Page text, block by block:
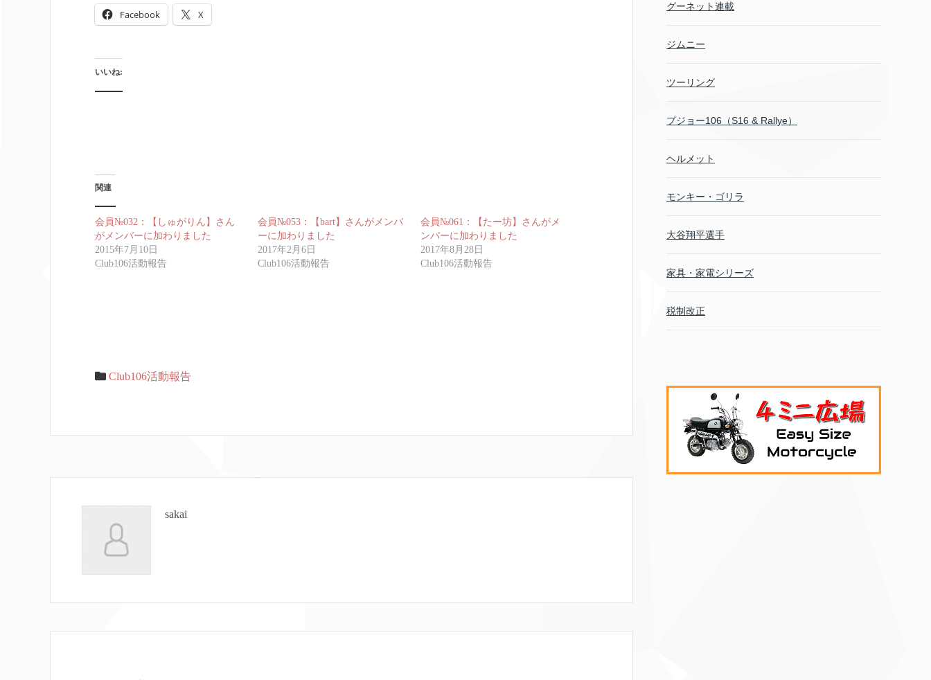
Facebook X
いいね:
関連
会員№032：【しゅがりん】さん
がメンバーに加わりました
2015年7月10日
Club106活動報告
会員№053：【bart】さんがメンバ
ーに加わりました
2017年2月6日
Club106活動報告
会員№061：【たー坊】さんがメ
ンバーに加わりました
2017年8月28日
Club106活動報告
Club106活動報告
sakai
グーネット連載
ジムニー
ツーリング
プジョー106（S16 & Rallye）
ヘルメット
モンキー・ゴリラ
大谷翔平選手
家具・家電シリーズ
税制改正